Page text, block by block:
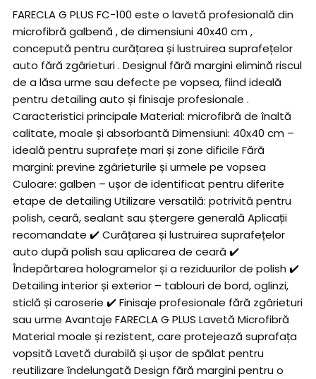
FARECLA G PLUS FC-100 este o lavetă profesională din
microfibră galbenă , de dimensiuni 40x40 cm ,
concepută pentru curățarea și lustruirea suprafețelor
auto fără zgârieturi . Designul fără margini elimină riscul
de a lăsa urme sau defecte pe vopsea, fiind ideală
pentru detailing auto și finisaje profesionale .
Caracteristici principale Material: microfibră de înaltă
calitate, moale și absorbantă Dimensiuni: 40x40 cm –
ideală pentru suprafețe mari și zone dificile Fără
margini: previne zgârieturile și urmele pe vopsea
Culoare: galben – ușor de identificat pentru diferite
etape de detailing Utilizare versatilă: potrivită pentru
polish, ceară, sealant sau ștergere generală Aplicații
recomandate ✔️ Curățarea și lustruirea suprafețelor
auto după polish sau aplicarea de ceară ✔️
Îndepărtarea hologramelor și a reziduurilor de polish ✔️
Detailing interior și exterior – tablouri de bord, oglinzi,
sticlă și caroserie ✔️ Finisaje profesionale fără zgârieturi
sau urme Avantaje FARECLA G PLUS Lavetă Microfibră
Material moale și rezistent, care protejează suprafața
vopsită Lavetă durabilă și ușor de spălat pentru
reutilizare îndelungată Design fără margini pentru o